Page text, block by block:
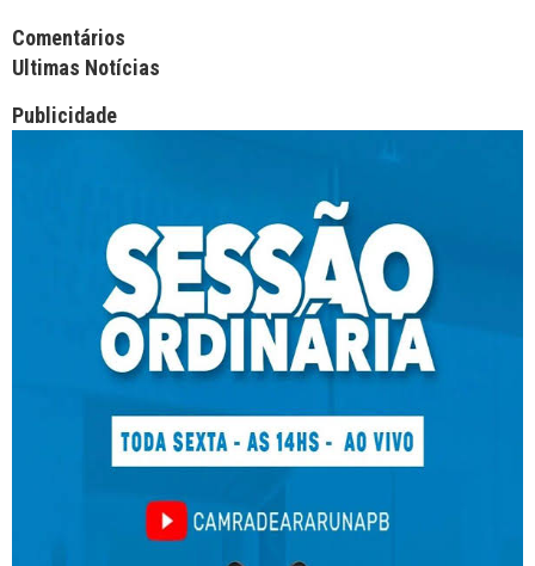
Facebook Comments APPID
Comentários
Ultimas Notícias
Publicidade